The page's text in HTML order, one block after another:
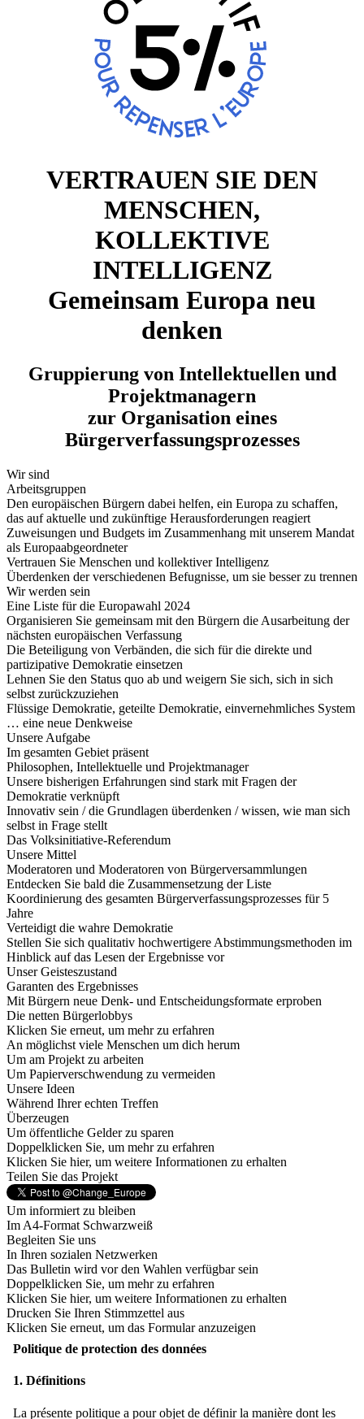
VERTRAUEN SIE DEN
MENSCHEN,
KOLLEKTIVE
INTELLIGENZ
Gemeinsam Europa neu
denken
Gruppierung von Intellektuellen und
Projektmanagern
zur Organisation eines
Bürgerverfassungsprozesses
Wir sind
Arbeitsgruppen
Den europäischen Bürgern dabei helfen, ein Europa zu schaffen,
das auf aktuelle und zukünftige Herausforderungen reagiert
Zuweisungen und Budgets im Zusammenhang mit unserem Mandat
als Europaabgeordneter
Vertrauen Sie Menschen und kollektiver Intelligenz
Überdenken der verschiedenen Befugnisse, um sie besser zu trennen
Wir werden sein
Eine Liste für die Europawahl 2024
Organisieren Sie gemeinsam mit den Bürgern die Ausarbeitung der
nächsten europäischen Verfassung
Die Beteiligung von Verbänden, die sich für die direkte und
partizipative Demokratie einsetzen
Lehnen Sie den Status quo ab und weigern Sie sich, sich in sich
selbst zurückzuziehen
Flüssige Demokratie, geteilte Demokratie, einvernehmliches System
… eine neue Denkweise
Unsere Aufgabe
Im gesamten Gebiet präsent
Philosophen, Intellektuelle und Projektmanager
Unsere bisherigen Erfahrungen sind stark mit Fragen der
Demokratie verknüpft
Innovativ sein / die Grundlagen überdenken / wissen, wie man sich
selbst in Frage stellt
Das Volksinitiative-Referendum
Unsere Mittel
Moderatoren und Moderatoren von Bürgerversammlungen
Entdecken Sie bald die Zusammensetzung der Liste
Koordinierung des gesamten Bürgerverfassungsprozesses für 5
Jahre
Verteidigt die wahre Demokratie
Stellen Sie sich qualitativ hochwertigere Abstimmungsmethoden im
Hinblick auf das Lesen der Ergebnisse vor
Unser Geisteszustand
Garanten des Ergebnisses
Mit Bürgern neue Denk- und Entscheidungsformate erproben
Die netten Bürgerlobbys
Klicken Sie erneut, um mehr zu erfahren
An möglichst viele Menschen um dich herum
Um am Projekt zu arbeiten
Um Papierverschwendung zu vermeiden
Unsere Ideen
Während Ihrer echten Treffen
Überzeugen
Um öffentliche Gelder zu sparen
Doppelklicken Sie, um mehr zu erfahren
Klicken Sie hier, um weitere Informationen zu erhalten
Teilen Sie das Projekt
Um informiert zu bleiben
Im A4-Format Schwarzweiß
Begleiten Sie uns
In Ihren sozialen Netzwerken
Das Bulletin wird vor den Wahlen verfügbar sein
Doppelklicken Sie, um mehr zu erfahren
Klicken Sie hier, um weitere Informationen zu erhalten
Drucken Sie Ihren Stimmzettel aus
Klicken Sie erneut, um das Formular anzuzeigen